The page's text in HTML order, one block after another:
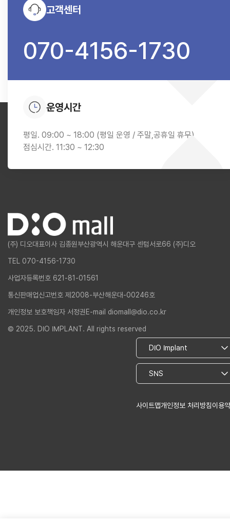
고객센터
070-4156-1730
운영시간
평일. 09:00 ~ 18:00 (평일 운영 / 주말,공휴일 휴무)
점심시간. 11:30 ~ 12:30
(주) 디오대표이사 김종원부산광역시 해운대구 센텀서로66 (주)디오
TEL 070-4156-1730
사업자등록번호 621-81-01561
통신판매업신고번호 제2008-부산해운대-00246호
개인정보 보호책임자 서정권 E-mail diomall@dio.co.kr
© 2025. DIO IMPLANT. All rights reserved
사이트맵개인정보 처리방침이용